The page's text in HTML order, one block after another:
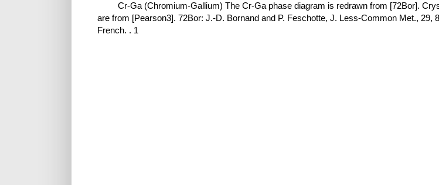
Cr-Ga (Chromium-Gallium) The Cr-Ga phase diagram is redrawn from [72Bor].
are from [Pearson3]. 72Bor: J.-D. Bornand and P. Feschotte, J. Less-Common Met., 29,
French. . 1